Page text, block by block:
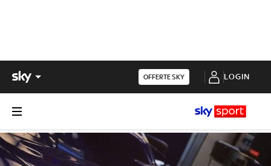
OFFERTE SKY LOGIN